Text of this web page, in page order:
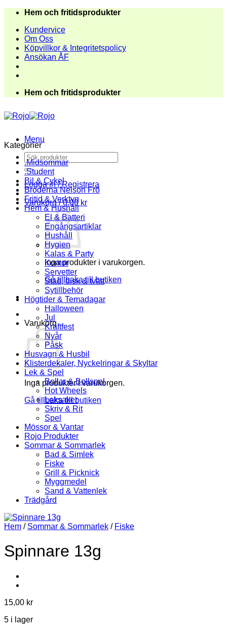
Skip
content
Hem och fritidsprodukter
Kundervice
Om Oss
Köpvillkor & Integritetspolicy
Ansökan ÅF
Hem och fritidsprodukter
Menu
Sök
efter:
Logga in / Registrera
Varukorg /0,00 kr
Inga produkter i varukorgen.
Gå tillbaka till butiken
Varukorg
Inga produkter i varukorgen.
Gå tillbaka till butiken
Kategorier
.Midsommar
.Student
Bil & Cykel
Bröderna Nelson Frö
Fritid & Verktyg
Hem & Hushåll
El & Batteri
Engångsartiklar
Hushåll
Hygien
Kalas & Party
Kontor
Servetter
Städ, disk & tvätt
Sytillbehör
Högtider & Temadagar
Halloween
Jul
Kräftfest
Nyår
Påsk
Husvagn & Husbil
Klisterdekaler, Nyckelringar & Skyltar
Lek & Spel
Bollar & Bollspel
Hot Wheels
Leksaker
Skriv & Rit
Spel
Mössor & Vantar
Rojo Produkter
Sommar & Sommarlek
Bad & Simlek
Fiske
Grill & Picknick
Myggmedel
Sand & Vattenlek
Trädgård
Hem / Sommar & Sommarlek / Fiske
Spinnare 13g
15,00 kr
5 i lager